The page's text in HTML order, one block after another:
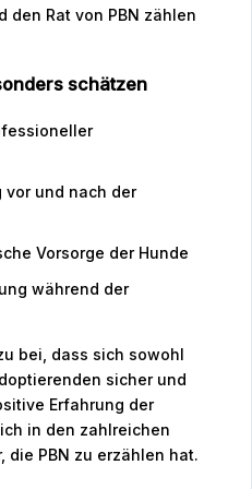
Rat von PBN zählen
schätzen
vor und nach der
Vorsorge der Hunde
während der
bei, dass sich sowohl
sicher und
Erfahrung der
in den zahlreichen
die PBN zu erzählen hat.